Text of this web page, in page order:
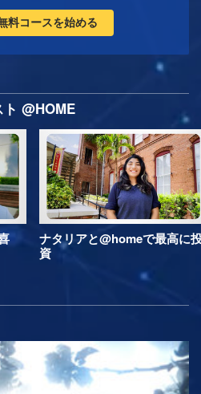
料コースを始める
@HOME
ナタリアと@homeで最高に
資